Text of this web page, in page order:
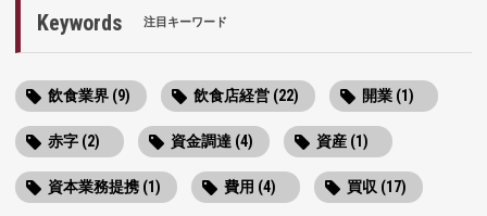
Keywords 注目キーワード
飲食業界 (9) 飲食店経営 (22) 開業 (1)
赤字 (2) 資金調達 (4) 資産 (1)
資本業務提携 (1) 費用 (4) 買収 (17)